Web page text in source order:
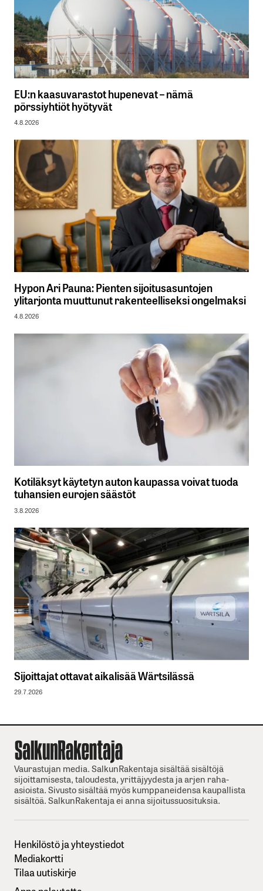
EU:n kaasuvarastot hupenevat – nämä
pörssiyhtiöt hyötyvät
4.8.2026
Hypon Ari Pauna: Pienten sijoitusasuntojen
ylitarjonta muuttunut rakenteelliseksi ongelmaksi
4.8.2026
Kotiläksyt käytetyn auton kaupassa voivat tuoda
tuhansien eurojen säästöt
3.8.2026
Sijoittajat ottavat aikalisää Wärtsilässä
29.7.2026
Vaurastujan media. SalkunRakentaja sisältää sisältöjä
sijoittamisesta, taloudesta, yrittäjyydesta ja arjen raha-
asioista. Sivusto sisältää myös kumppaneidensa kaupallista
sisältöä. SalkunRakentaja ei anna sijoitussuosituksia.
Henkilöstö ja yhteystiedot
Mediakortti
Tilaa uutiskirje